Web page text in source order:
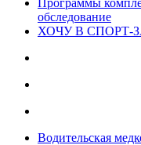
Программы
обследование
ХОЧУ В CПОРТ-
Водительская